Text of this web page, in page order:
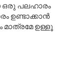
ഒരു പലഹാരം
ഉണ്ടാക്കാൻ
മാത്രമേ ഉള്ളൂ